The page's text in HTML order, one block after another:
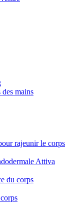
des mains
rajeunir le corps
Attiva
du corps